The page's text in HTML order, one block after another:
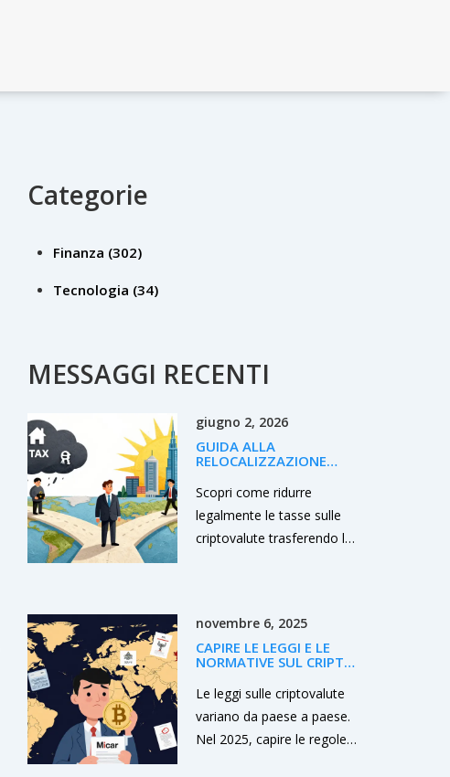
Categorie
Finanza (302)
Tecnologia (34)
MESSAGGI RECENTI
giugno 2, 2026
GUIDA ALLA
RELOCALIZZAZIONE
LE TASSE IN MODO
LEGALE NEL 2026
Scopri come ridurre
legalmente le tasse sulle
criptovalute trasferendo la
2026.
novembre 6, 2025
CAPIRE LE LEGGI E LE
NORMATIVE SUL CRIPTO
GIURISDIZIONE NEL
2025
Le leggi sulle criptovalute
variano da paese a paese.
Nel 2025, capire le regole